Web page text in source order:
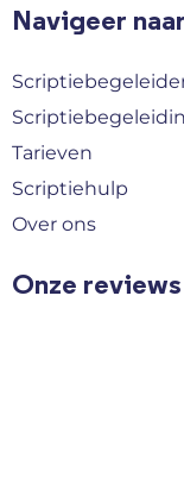
Navigeer naar
Tarieven
Scriptiehulp
Over ons
Onze reviews